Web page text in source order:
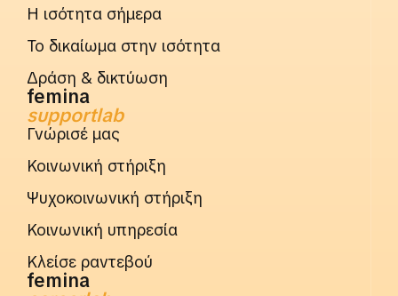
Η ισότητα σήμερα
Το δικαίωμα στην ισότητα
Δράση & δικτύωση
femina
supportlab
Γνώρισέ μας
Κοινωνική στήριξη
Ψυχοκοινωνική στήριξη
Κοινωνική υπηρεσία
Κλείσε ραντεβού
femina